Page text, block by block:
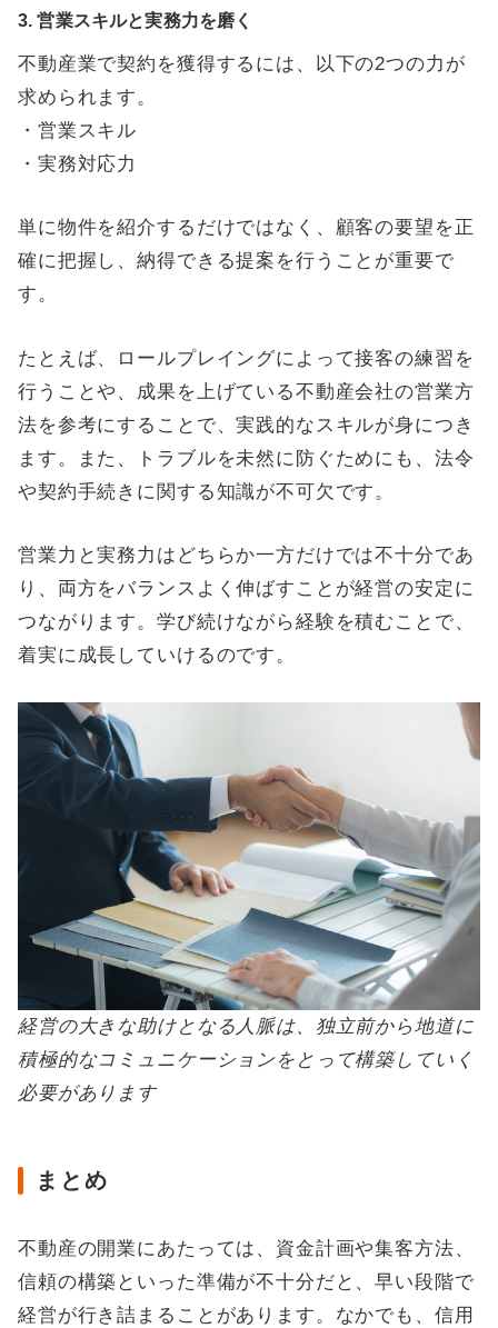
3. 営業スキルと実務力を磨く
不動産業で契約を獲得するには、以下の2つの力が
求められます。
・営業スキル
・実務対応力
単に物件を紹介するだけではなく、顧客の要望を正
確に把握し、納得できる提案を行うことが重要で
す。
たとえば、ロールプレイングによって接客の練習を
行うことや、成果を上げている不動産会社の営業方
法を参考にすることで、実践的なスキルが身につき
ます。また、トラブルを未然に防ぐためにも、法令
や契約手続きに関する知識が不可欠です。
営業力と実務力はどちらか一方だけでは不十分であ
り、両方をバランスよく伸ばすことが経営の安定に
つながります。学び続けながら経験を積むことで、
着実に成長していけるのです。
経営の大きな助けとなる人脈は、独立前から地道に
積極的なコミュニケーションをとって構築していく
必要があります
まとめ
不動産の開業にあたっては、資金計画や集客方法、
信頼の構築といった準備が不十分だと、早い段階で
経営が行き詰まることがあります。なかでも、信用